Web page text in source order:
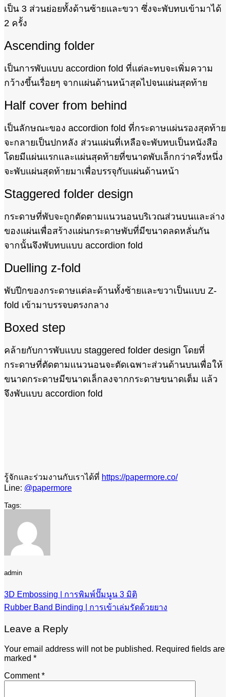
เป็น 3 ส่วนย่อยทั้งด้านซ้ายและขวา ซึ่งจะพับทบเข้ามาได้
2 ครั้ง
Ascending folder
เป็นการพับแบบ accordion fold ที่แต่ละทบจะเพิ่มความ
กว้างขึ้นเรื่อยๆ จากแผ่นด้านหน้าสุดไปจนแผ่นสุดท้าย
Half cover from behind
เป็นลักษณะของ accordion fold ที่กระดาษแผ่นรองสุดท้าย
จะกลายเป็นปกหลัง ส่วนแผ่นที่เหลือจะพับทบเป็นหนังสือ
โดยมีแผ่นแรกและแผ่นสุดท้ายที่ขนาดพับเล็กกว่าครึ่งหนึ่ง
จะพับแผ่นสุดท้ายมาเพื่อบรรจุกับแผ่นด้านหน้า
Staggered folder design
กระดาษที่พับจะถูกตัดตามแนวนอนบริเวณส่วนบนและล่าง
ของแผ่นเพื่อสร้างแผ่นกระดาษพับที่มีขนาดลดหลั่นกัน
จากนั้นจึงพับทบแบบ accordion fold
Duelling z-fold
พับปีกของกระดาษแต่ละด้านทั้งซ้ายและขวาเป็นแบบ Z-
fold เข้ามาบรรจบตรงกลาง
Boxed step
คล้ายกับการพับแบบ staggered folder design โดยที่
กระดาษที่ตัดตามแนวนอนจะตัดเฉพาะส่วนด้านบนเพื่อให้
ขนาดกระดาษมีขนาดเล็กลงจากกระดาษขนาดเต็ม แล้ว
จึงพับแบบ accordion fold
รู้จักและร่วมงานกับเราได้ที่ https://papermore.co/
Line: @papermore
admin
3D Embossing | การพิมพ์ปั๊มนูน 3 มิติ
Rubber Band Binding | การเข้าเล่มรัดด้วยยาง
Leave a Reply
Your email address will not be published. Required fields are
marked *
Comment*